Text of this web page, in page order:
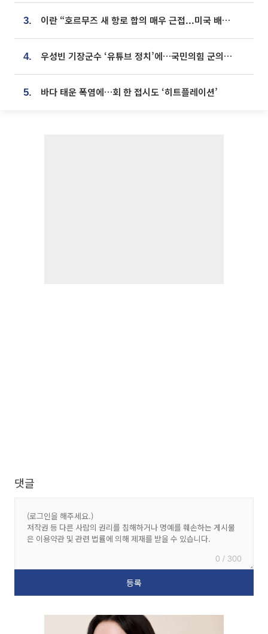
3. 이란 “호르무즈 새 항로 합의 매우 근접...미국 배상 먼저”
4. 우성빈 기장군수 ‘유튜브 정치’에…국민의힘 군의원들 집단 반발
5. 바다 태운 폭염에…회 한 접시도 ‘히트플레이션’
댓글
0 / 300